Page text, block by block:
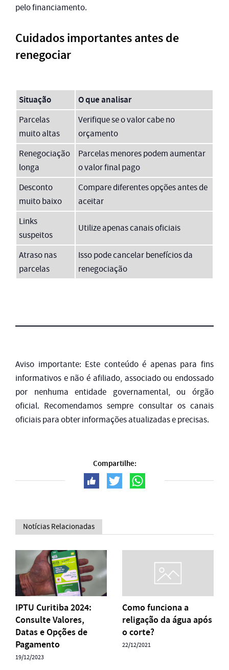
pelo financiamento.
Cuidados importantes antes de
renegociar
Situação O que analisar
Parcelas
muito altas
Verifique se o valor cabe no
orçamento
Renegociação
longa
Parcelas menores podem aumentar
o valor final pago
Desconto
muito baixo
Compare diferentes opções antes de
aceitar
Links
suspeitos
Utilize apenas canais oficiais
Atraso nas
parcelas
Isso pode cancelar benefícios da
renegociação
Aviso importante: Este conteúdo é apenas para fins
informativos e não é afiliado, associado ou endossado
por nenhuma entidade governamental, ou órgão
oficial. Recomendamos sempre consultar os canais
oficiais para obter informações atualizadas e precisas.
Compartilhe:
Notícias Relacionadas
IPTU Curitiba 2024:
Consulte Valores,
Datas e Opções de
Pagamento
19/12/2023
Como funciona a
religação da água após
o corte?
22/12/2021